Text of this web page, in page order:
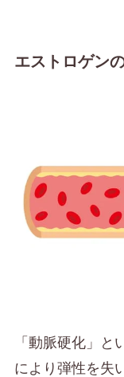
エストロゲン
「動脈硬化」
により弾性を失